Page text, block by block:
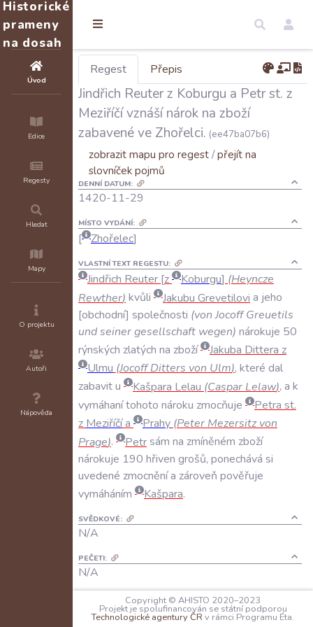
Historické
prameny
na dosah
Úvod
Edice
Regesty
Hledat
Mapy
O projektu
Autoři
Nápověda
Regest Přepis
Jindřich Reuter z Koburgu a Petr st. z
Meziříčí vznáší nárok na zboží
zabavené ve Zhořelci. (ee47ba07b6)
zobrazit mapu pro regest/přejít na
slovníček pojmů
DENNÍ DATUM:
1420-11-29
MÍSTO VYDÁNÍ:
Zhořelec
VLASTNÍ TEXT REGESTU:
Jindřich Reuter z Koburgu (Heyncze
Rewther) kvůli Jakubu Grevetilovi a jeho
obchodní společnosti (von Jocoff Greuetils
undseinergesellschaft wegen) nárokuje 50
rýnských zlatých na zboží Jakuba Dittera z
Ulmu (Jocoff Ditters von Ulm), které dal
zabavitu Kašpara Lelau (Caspar Lelaw), a k
vymáhanítohoto nároku zmocňuje Petra st.
z Meziříčía Prahy (Peter Mezersitz von
Prage). Petrsám na zmíněném zboží
nárokuje 190 hřiven grošů, ponechává si
uvedené zmocněnía zároveň pověřuje
vymáháním
Kašpara.
SVĚDKOVÉ:
N/A
PEČETI:
N/A
KANCELÁŘSKÉ POZNÁMKY:
N/A
Copyright © AHISTO 2020–2023
Projekt je spolufinancován se státní podporou
Technologické agentury ČR v rámci Programu Éta.